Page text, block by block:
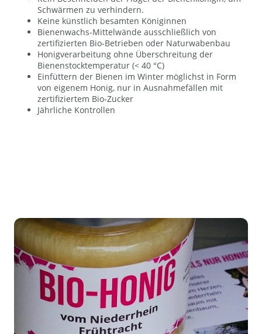
Schwärmen zu verhindern.
Keine künstlich besamten Königinnen
Bienenwachs-Mittelwände ausschließlich von
zertifizierten Bio-Betrieben oder Naturwabenbau
Honigverarbeitung ohne Überschreitung der
Bienenstocktemperatur (< 40 °C)
Einfüttern der Bienen im Winter möglichst in Form
von eigenem Honig, nur in Ausnahmefällen mit
zertifiziertem Bio-Zucker
Jährliche Kontrollen